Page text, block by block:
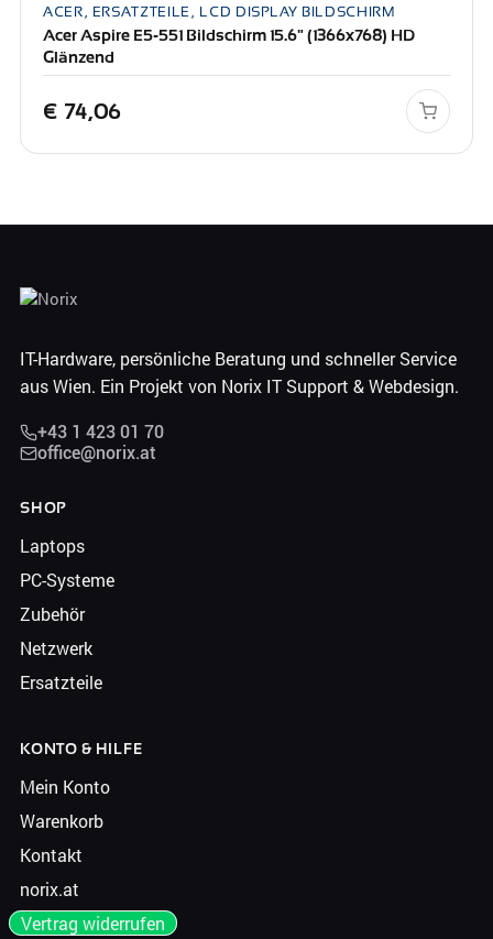
ACER, ERSATZTEILE, LCD DISPLAY BILDSCHIRM
Acer Aspire E5-551 Bildschirm 15.6" (1366x768) HD
Glänzend
€ 74,06
IT-Hardware, persönliche Beratung und schneller Service
aus Wien. Ein Projekt von Norix IT Support & Webdesign.
+43 1 423 01 70
office@norix.at
SHOP
Laptops
PC-Systeme
Zubehör
Netzwerk
Ersatzteile
KONTO & HILFE
Mein Konto
Warenkorb
Kontakt
norix.at
Vertrag widerrufen